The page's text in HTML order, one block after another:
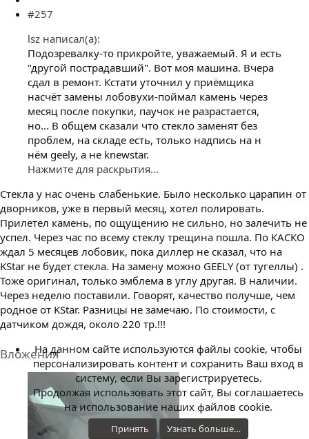
#257
lsz написал(а):
Подозревалку-то прикройте, уважаемый. Я и есть
"другой пострадавший". Вот моя машина. Вчера
сдал в ремонт. Кстати уточнил у приëмщика
насчëт замены лобовухи-поймал камень через
месяц после покупки, паучок не разрастается,
но... В общем сказали что стекло заменят без
проблем, на складе есть, только надпись на н
нëм geely, а не knewstar.
Нажмите для раскрытия...
Стекла у нас очень слабенькие. Было несколько царапин от
дворников, уже в первый месяц, хотел полировать.
Прилетел камень, по ощущению не сильно, но залечить не
успел. Через час по всему стеклу трещина пошла. По КАСКО
ждал 5 месяцев лобовик, пока диллер не сказал, что на
KStar не будет стекла. На замену можно GEELY (от тугеллы) .
Тоже оригинал, только эмблема в углу другая. В наличии.
Через неделю поставили. Говорят, качество получше, чем
родное от KStar. Разницы не замечаю. По стоимости, с
датчиком дождя, около 220 тр.!!!
ВложенияНа данном сайте используются файлы cookie, чтобы
персонализировать контент и сохранить Ваш вход в
систему, если Вы зарегистрируетесь.
Продолжая использовать этот сайт, Вы соглашаетесь
на использование наших файлов cookie.
Принять Узнать больше…